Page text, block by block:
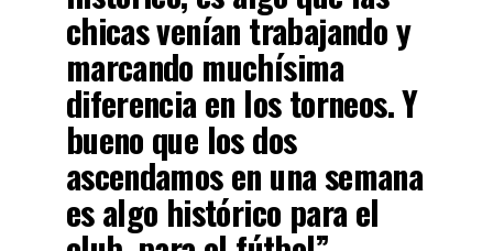
chicas venían trabajando y
marcando muchísima
diferencia en los torneos. Y
bueno que los dos
ascendamos en una semana
es algo histórico para el